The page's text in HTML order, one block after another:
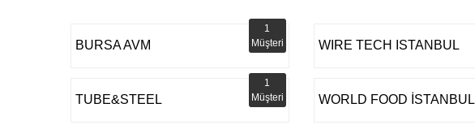
BURSA AVM
1
Müşteri
WIRE TECH ISTANBUL
TUBE&STEEL
1
Müşteri
WORLD FOOD İSTANBUL